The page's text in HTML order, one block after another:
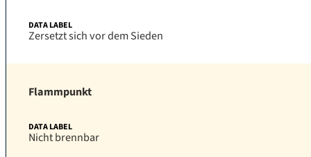
Zersetzt sich vor dem Sieden
Flammpunkt
Nicht brennbar